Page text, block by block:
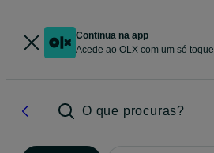
Continua na app
Acede ao OLX com um só toque
O que procuras?